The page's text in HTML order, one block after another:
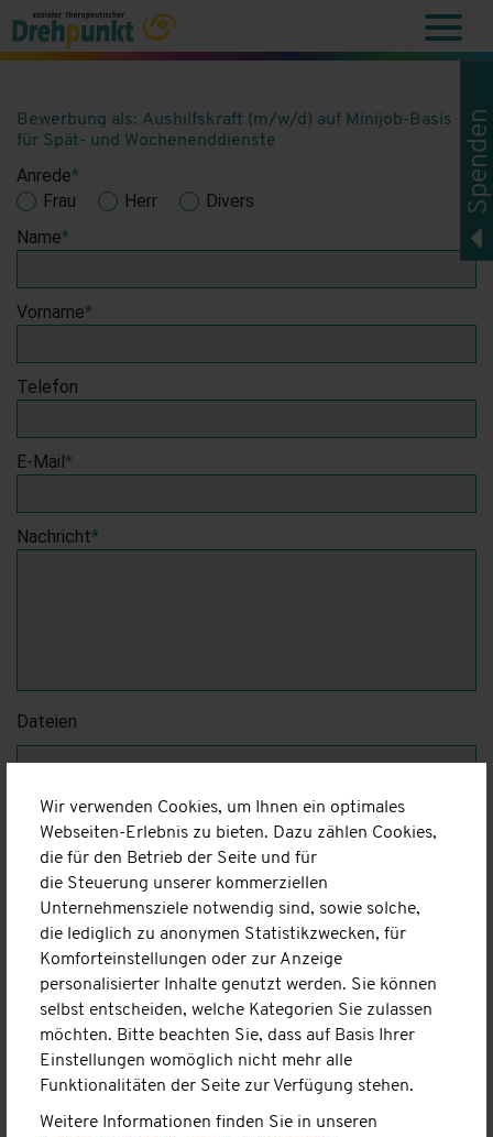
Wir verwenden Cookies, um Ihnen ein optimales
Webseiten-Erlebnis zu bieten. Dazu zählen Cookies,
die für den Betrieb der Seite und für
die Steuerung unserer kommerziellen
Unternehmensziele notwendig sind, sowie solche,
die lediglich zu anonymen Statistikzwecken, für
Komforteinstellungen oder zur Anzeige
personalisierter Inhalte genutzt werden. Sie können
selbst entscheiden, welche Kategorien Sie zulassen
möchten. Bitte beachten Sie, dass auf Basis Ihrer
Einstellungen womöglich nicht mehr alle
Funktionalitäten der Seite zur Verfügung stehen.
Weitere Informationen finden Sie in unseren
Bewerbung als: Aushilfskraft (m/w/d) auf Minijob-Basis
für Spät- und Wochenenddienste
Anrede*
Frau
Herr
Divers
Name*
Vorname*
Telefon
E-Mail*
Nachricht*
Dateien
Sicherheitsabfrage *
Bitte geben Sie das Ergebnis der Rechnung hier ein.
Spenden